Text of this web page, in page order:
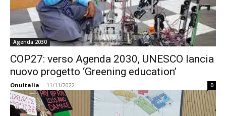
Agenda 2030
COP27: verso Agenda 2030, UNESCO lancia
nuovo progetto ‘Greening education’
OnuItalia - 11/11/2022 0